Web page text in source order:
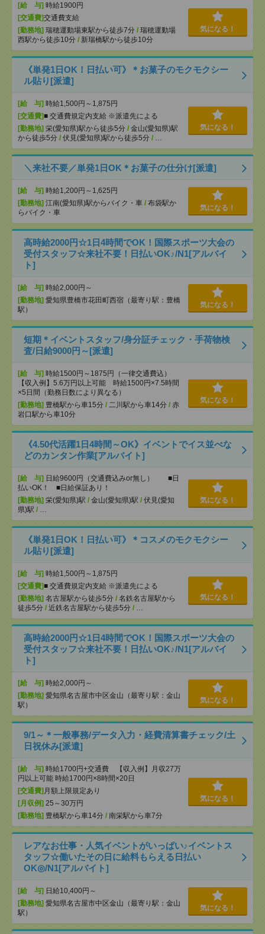
[給 与] 時給1900円
[交通費]交通費支給
[勤務地] 瑞穂運動場東駅から徒歩7分 / 瑞穂運動場
西駅から徒歩10分 / 新瑞橋駅から徒歩10分
気になる！
《単発1日OK！日払い可》＊お菓子のモクモクシー
ル貼り[派遣]
[給 与] 時給1,500円～1,875円
[交通費]■ 交通費規定内支給 ※派遣先による
[勤務地] 栄(愛知県)駅から徒歩5分 / 金山(愛知県)駅
から徒歩5分 / 伏見(愛知県)駅から徒歩5分 / …
気になる！
＼来社不要／単発1日OK＊お菓子の仕分け[派遣]
[給 与] 時給1,200円～1,625円
[勤務地] 江南(愛知県)駅からバイク・車 / 布袋駅か
らバイク・車
気になる！
高時給2000円☆1日4時間でOK！国際スポーツ大会の
受付スタッフ☆来社不要！日払いOK♪/N1[アルバイ
ト]
[給 与] 時給2,000円～
[勤務地] 愛知県豊橋市花田町西宿（最寄り駅：豊橋
駅）
気になる！
短期＊イベントスタッフ/身分証チェック・手荷物検
査/日給9000円～[派遣]
[給 与] 時給1500円～1875円（一律交通費込）
【収入例】5.6万円以上可能 時給1500円×7.5時間
×5日間（勤務日数により異なる）
[勤務地] 豊橋駅から車15分 / 二川駅から車14分 / 赤
岩口駅から車10分
気になる！
《4.50代活躍1日4時間～OK》イベントでイス並べな
どのカンタン作業[アルバイト]
[給 与] 日給9600円（交通費込みor無し） ■日
払いOK！ ■日給保証あり！
[勤務地] 栄(愛知県)駅 / 金山(愛知県)駅 / 伏見(愛知
県)駅 / …
気になる！
《単発1日OK！日払い可》＊コスメのモクモクシー
ル貼り[派遣]
[給 与] 時給1,500円～1,875円
[交通費]■ 交通費規定内支給 ※派遣先による
[勤務地] 名古屋駅から徒歩5分 / 名鉄名古屋駅から
徒歩5分 / 近鉄名古屋駅から徒歩5分 / …
気になる！
高時給2000円☆1日4時間でOK！国際スポーツ大会の
受付スタッフ☆来社不要！日払いOK♪/N1[アルバイ
ト]
[給 与] 時給2,000円～
[勤務地] 愛知県名古屋市中区金山（最寄り駅：金山
駅）
気になる！
9/1～＊一般事務/データ入力・経費清算書チェック/土
日祝休み[派遣]
[給 与] 時給1700円+交通費 【収入例】月収27万
円以上可能 時給1700円×8時間×20日
[交通費] 月額上限規定あり
[月収例] 25～30万円
[勤務地] 豊橋駅から車14分 / 南栄駅から車7分
気になる！
レアなお仕事・人気イベントがいっぱい♪イベントス
タッフ☆働いたその日に給料もらえる日払い
OK◎/N1[アルバイト]
[給 与] 日給10,400円～
[勤務地] 愛知県名古屋市中区金山（最寄り駅：金山
駅）
気になる！